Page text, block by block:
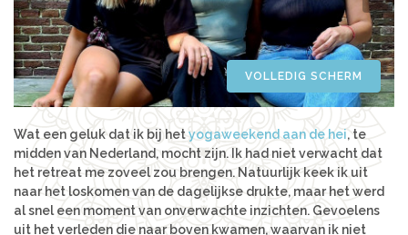
Women’s Retreats
Workshops
Alle retreats
Azië
India
Indonesië
Nepal
Thailand
Afrika
Kenia
Marokko
VOLLEDIG SCHERM
Wat een geluk dat ik bij hetyogaweekend aan de hei, te
midden van Nederland, mocht zijn. Ik had niet verwacht dat
het retreat me zoveel zou brengen. Natuurlijk keek ik uit
naar het loskomen van de dagelijkse drukte, maar het werd
al snel een moment van onverwachte inzichten. Gevoelens
uit het verleden die naar boven kwamen, waarvan ik niet